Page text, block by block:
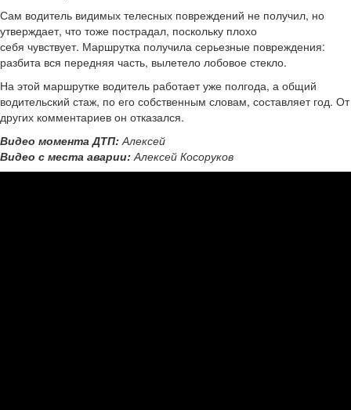
Сам водитель видимых телесных повреждений не получил, но
утверждает, что тоже пострадал, поскольку плохо
себя чувствует. Маршрутка получила серьезные повреждения:
разбита вся передняя часть, вылетело лобовое стекло.
На этой маршрутке водитель работает уже полгода, а общий
водительский стаж, по его собственным словам, составляет год. От
других комментариев он отказался.
Видео момента ДТП: Алексей
Видео с места аварии: Алексей Косоруков